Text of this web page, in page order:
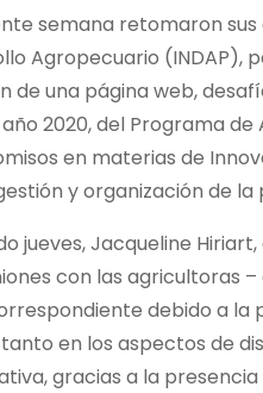
semana retomaron
Agropecuario (INDAP),
de una página web,
2020, del Programa
en materias de
y organización de
jueves, Jacqueline
con las agricultoras
debido a la
en los aspectos de
gracias a la